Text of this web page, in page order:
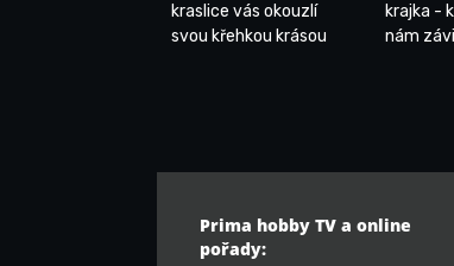
kraslice vás okouzlí
svou křehkou krásou
krajka -
nám
Prima hobby TV a online
pořady: